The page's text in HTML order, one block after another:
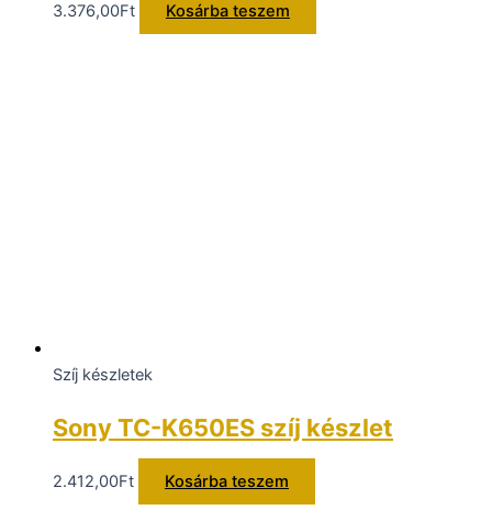
3.376,00Ft Kosárba teszem
Szíj készletek
Sony TC-K650ES szíj készlet
2.412,00Ft Kosárba teszem